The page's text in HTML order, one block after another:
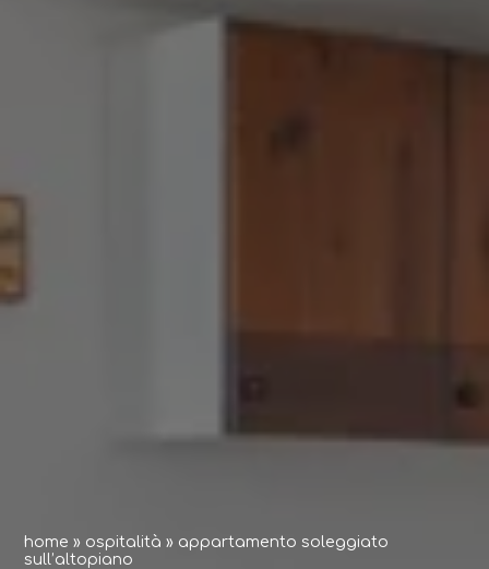
home » ospitalità » appartamento soleggiato
sull’altopiano